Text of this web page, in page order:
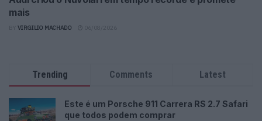
mais
VIRGILIO MACHADO
Trending Comments Latest
Este é um Porsche 911 Carrera RS 2.7 Safari
que todos podem comprar